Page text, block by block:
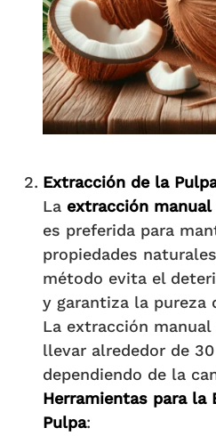
Extracción de la
La extracción
es preferida para
propiedades
método evita el
y garantiza la pureza
La extracción
llevar alrededor de
dependiendo de la
Herramientas para la
Pulpa: